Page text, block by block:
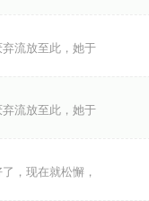
流放至此，她于
流放至此，她于
现在就松懈，